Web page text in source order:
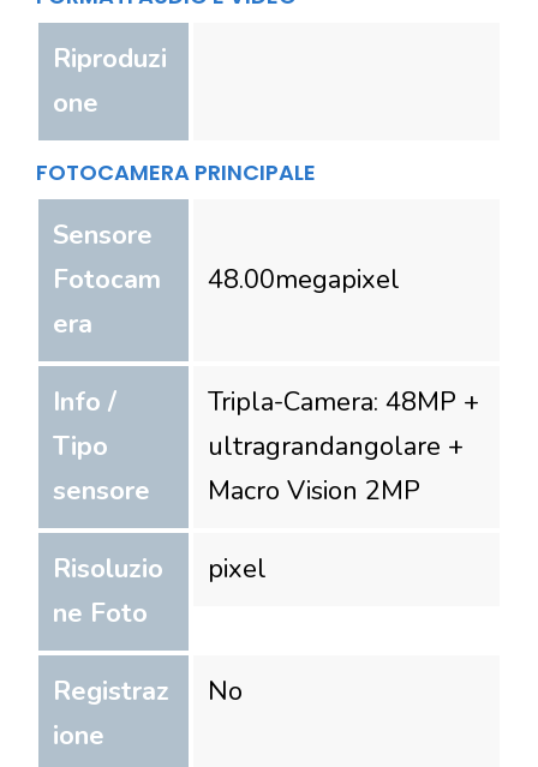
Riproduzi
one
FOTOCAMERA PRINCIPALE
Sensore
Fotocam
era
48.00megapixel
Info /
Tipo
sensore
Tripla-Camera: 48MP +
ultragrandangolare +
Macro Vision 2MP
Risoluzio
ne Foto
pixel
Registraz
ione
No